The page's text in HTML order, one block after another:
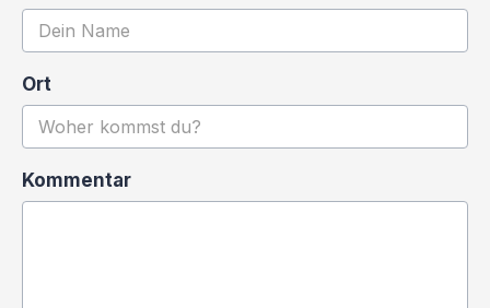
Ort
Kommentar